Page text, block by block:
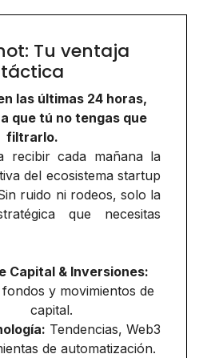
Tu ventaja
táctica
las últimas 24 horas,
que tú no tengas que
filtrarlo.
recibir cada mañana la
del ecosistema startup
ruido ni rodeos, solo la
que necesitas
Capital & Inversiones:
fondos y movimientos de
capital.
Tendencias, Web3
de automatización.